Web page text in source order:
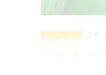
26 AVRIL 2021 0